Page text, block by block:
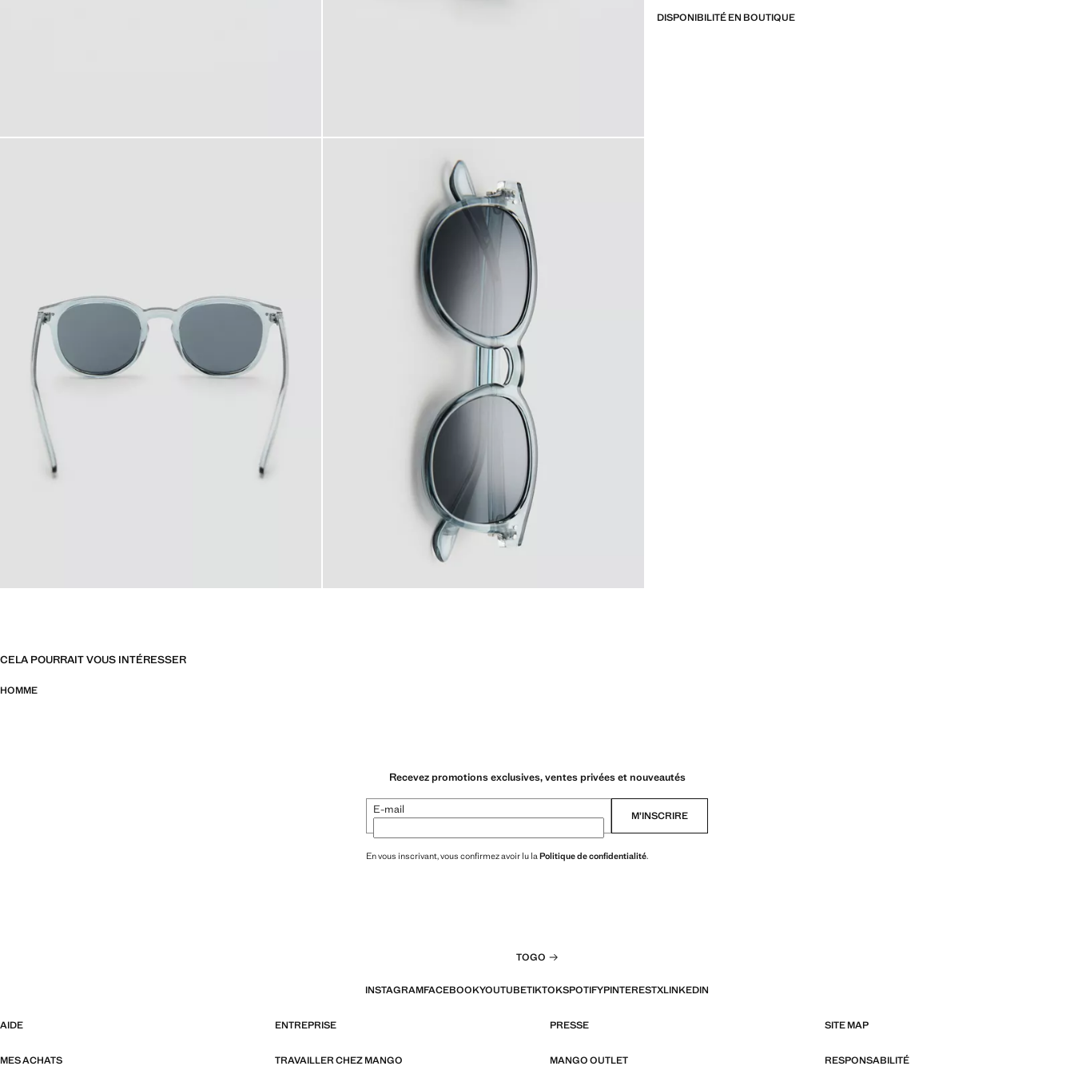
DISPONIBILITÉ EN BOUTIQUE
CELA POURRAIT VOUS INTÉRESSER
HOMME
Recevez promotions exclusives, ventes privées et nouveautés
E-mail M’INSCRIRE
En vous inscrivant, vous confirmez avoir lu laPolitique de confidentialité.
TOGO
INSTAGRAMFACEBOOKYOUTUBETIKTOKSPOTIFYPINTERESTXLINKEDIN
AIDE ENTREPRISE PRESSE SITE MAP
MES ACHATS TRAVAILLER CHEZ MANGO MANGO OUTLET RESPONSABILITÉ